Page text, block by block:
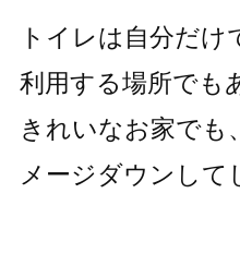
トイレは自分だ
利用する場所でも
きれいなお家でも
メージダウンして